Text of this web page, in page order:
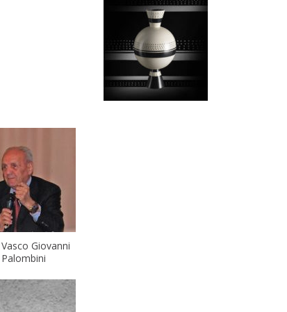
Giovanni
Palombini